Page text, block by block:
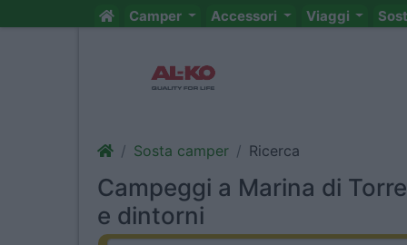
Camper Accessori Viaggi
Sosta camper Ricerca
Campeggi a Marina di
e dintorni